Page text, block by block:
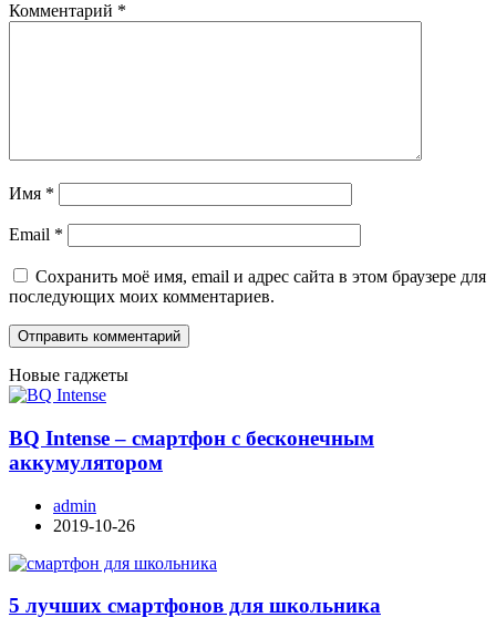
Комментарий *
Имя *
Email *
Сохранить моё имя, email и адрес сайта в этом браузере для
последующих моих комментариев.
Новые гаджеты
BQ Intense – смартфон с бесконечным
аккумулятором
admin
2019-10-26
5 лучших смартфонов для школьника